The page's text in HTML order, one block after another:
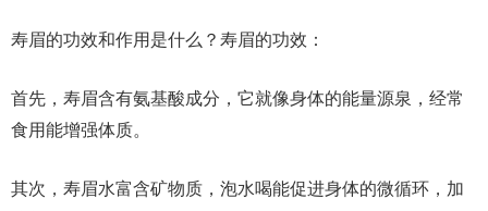
寿眉的功效和作用是什么？寿眉的功效：
首先，寿眉含有氨基酸成分，它就像身体的能量源泉，经常
食用能增强体质。
其次，寿眉水富含矿物质，泡水喝能促进身体的微循环，加